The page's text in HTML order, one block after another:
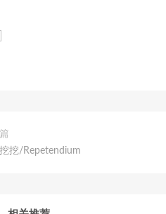
挖/Repetendium